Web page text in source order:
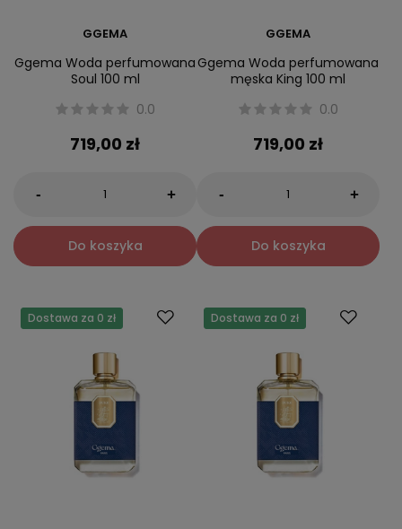
GGEMA
Ggema Woda perfumowana
Soul 100 ml
0.0
719,00 zł
- +
Do koszyka
GGEMA
Ggema Woda perfumowana
męska King 100 ml
0.0
719,00 zł
- +
Do koszyka
Dostawa za 0 zł Dostawa za 0 zł